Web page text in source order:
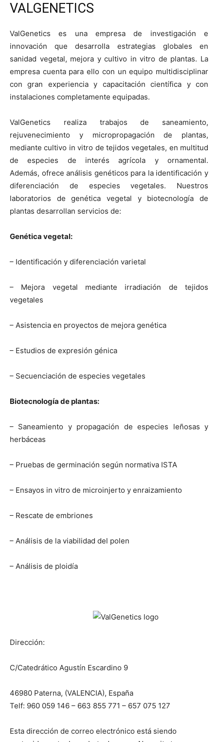
VALGENETICS
ValGenetics es una empresa de investigación e
innovación que desarrolla estrategias globales en
sanidad vegetal, mejora y cultivo in vitro de plantas. La
empresa cuenta para ello con un equipo multidisciplinar
con gran experiencia y capacitación científica y con
instalaciones completamente equipadas.
ValGenetics realiza trabajos de saneamiento,
rejuvenecimiento y micropropagación de plantas,
mediante cultivo in vitro de tejidos vegetales, en multitud
de especies de interés agrícola y ornamental.
Además, ofrece análisis genéticos para la identificación y
diferenciación de especies vegetales. Nuestros
laboratorios de genética vegetal y biotecnología de
plantas desarrollan servicios de:
Genética vegetal:
– Identificación y diferenciación varietal
– Mejora vegetal mediante irradiación de tejidos
vegetales
– Asistencia en proyectos de mejora genética
– Estudios de expresión génica
– Secuenciación de especies vegetales
Biotecnología de plantas:
– Saneamiento y propagación de especies leñosas y
herbáceas
– Pruebas de germinación según normativa ISTA
– Ensayos in vitro de microinjerto y enraizamiento
– Rescate de embriones
– Análisis de la viabilidad del polen
– Análisis de ploidía
Dirección:
C/Catedrático Agustín Escardino 9
46980 Paterna, (VALENCIA), España
Telf: 960 059 146 – 663 855 771 – 657 075 127
Esta dirección de correo electrónico está siendo